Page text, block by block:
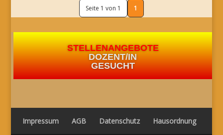
Seite 1 von 1 1
STELLENANGEBOTE
DOZENT/IN
GESUCHT
Impressum AGB Datenschutz Hausordnung